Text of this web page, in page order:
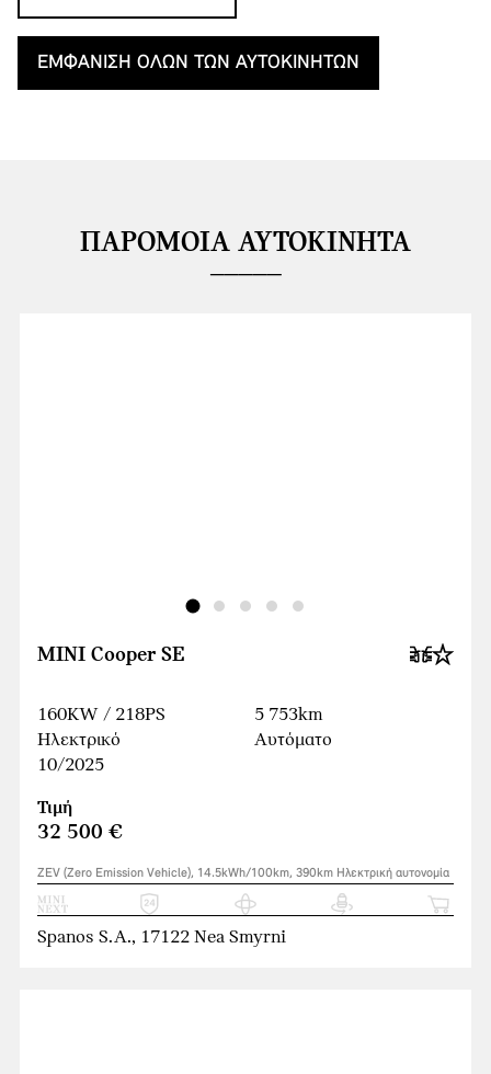
ΕΜΦΆΝΙΣΗ ΌΛΩΝ ΤΩΝ ΑΥΤΟΚΙΝΉΤΩΝ
ΠΑΡΌΜΟΙΑ ΑΥΤΟΚΊΝΗΤΑ
MINI Cooper SE
160KW / 218PS
Ηλεκτρικό
10/2025
5 753km
Αυτόματο
Τιμή
32 500 €
ZEV (Zero Emission Vehicle), 14.5kWh/100km, 390km Ηλεκτρική αυτονομία
Spanos S.A., 17122 Nea Smyrni